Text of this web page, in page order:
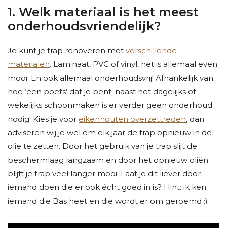
1. Welk materiaal is het meest
onderhoudsvriendelijk?
Je kunt je trap renoveren met verschillende
materialen. Laminaat, PVC of vinyl, het is allemaal even
mooi. En ook allemaal onderhoudsvrij! Afhankelijk van
hoe ‘een poets’ dat je bent; naast het dagelijks of
wekelijks schoonmaken is er verder geen onderhoud
nodig. Kies je voor eikenhouten overzettreden, dan
adviseren wij je wel om elk jaar de trap opnieuw in de
olie te zetten. Door het gebruik van je trap slijt de
beschermlaag langzaam en door het opnieuw oliën
blijft je trap veel langer mooi. Laat je dit liever door
iemand doen die er ook écht goed in is? Hint: ik ken
iemand die Bas heet en die wordt er om geroemd :)